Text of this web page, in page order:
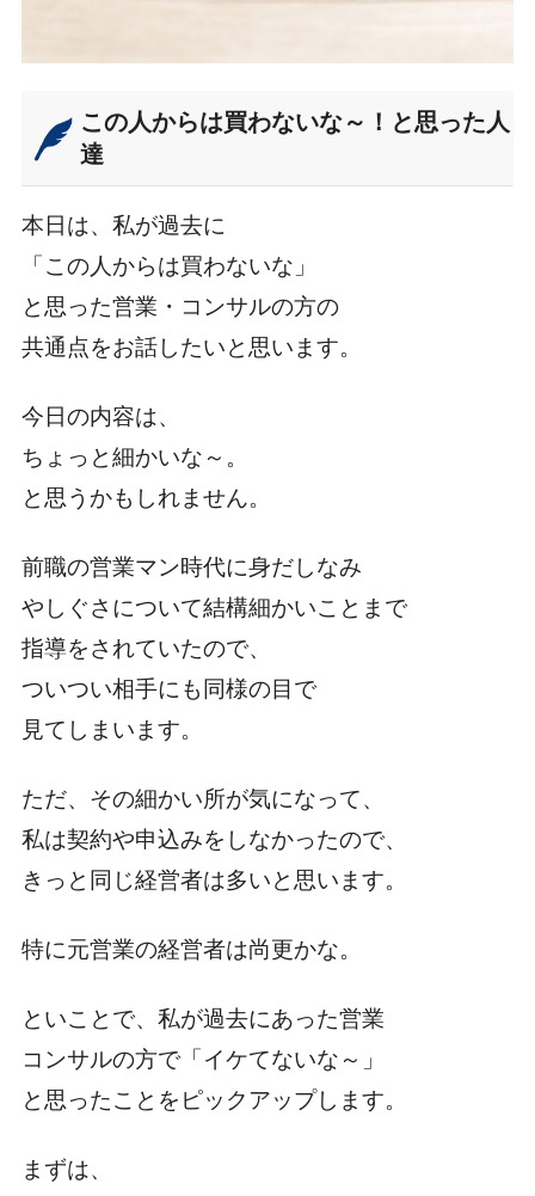
この人からは買わないな～！と思った人
達
本日は、私が過去に
「この人からは買わないな」
と思った営業・コンサルの方の
共通点をお話したいと思います。
今日の内容は、
ちょっと細かいな～。
と思うかもしれません。
前職の営業マン時代に身だしなみ
やしぐさについて結構細かいことまで
指導をされていたので、
ついつい相手にも同様の目で
見てしまいます。
ただ、その細かい所が気になって、
私は契約や申込みをしなかったので、
きっと同じ経営者は多いと思います。
特に元営業の経営者は尚更かな。
といことで、私が過去にあった営業
コンサルの方で「イケてないな～」
と思ったことをピックアップします。
まずは、